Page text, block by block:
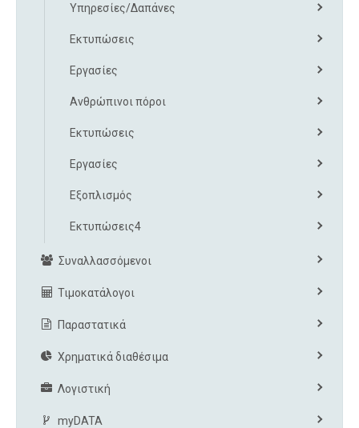
Υπηρεσίες/Δαπάνες
Εκτυπώσεις
Εργασίες
Ανθρώπινοι πόροι
Εκτυπώσεις
Εργασίες
Εξοπλισμός
Εκτυπώσεις4
Συναλλασσόμενοι
Τιμοκατάλογοι
Παραστατικά
Χρηματικά διαθέσιμα
Λογιστική
myDATA